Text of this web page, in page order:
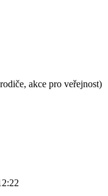
akce pro veřejnost)